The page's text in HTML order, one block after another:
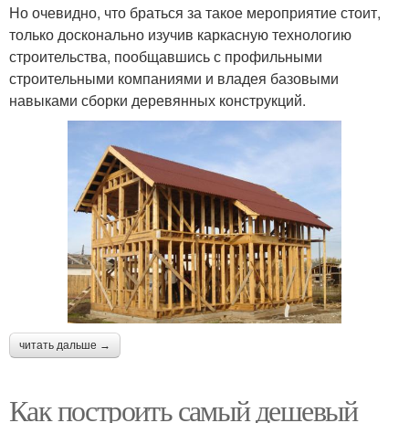
Но очевидно, что браться за такое мероприятие стоит,
только досконально изучив каркасную технологию
строительства, пообщавшись с профильными
строительными компаниями и владея базовыми
навыками сборки деревянных конструкций.
читать дальше →
Как построить самый дешевый